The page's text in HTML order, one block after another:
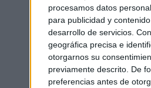
procesamos datos
para publicidad y
desarrollo de servicios.
geográfica precisa e
otorgarnos su
previamente descrito. De
preferencias antes de